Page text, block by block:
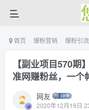
首页 爆粉营销 爆粉引流
【副业项目570
准网赚粉丝，一个
网友
2020年12月19日